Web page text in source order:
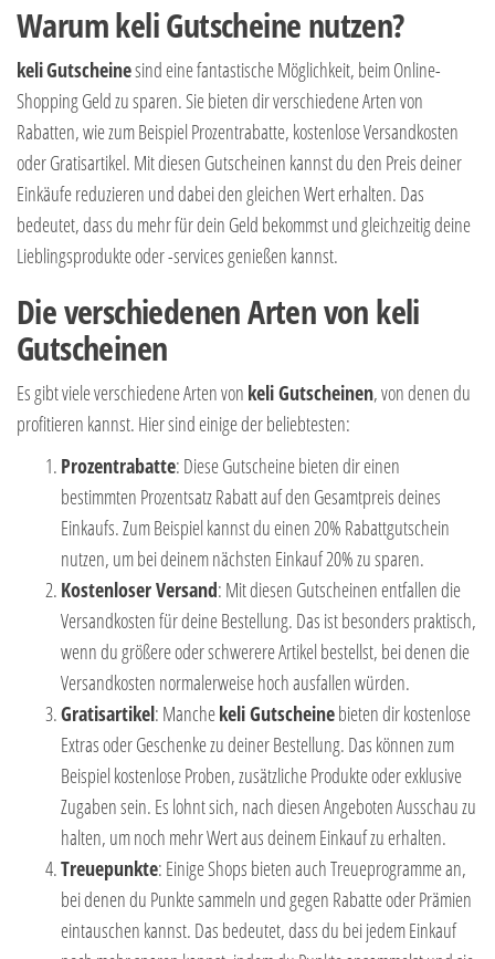
Warum keli Gutscheine nutzen?
keliGutscheinesind eine fantastische Möglichkeit, beim Online-
Shopping Geld zu sparen. Sie bieten dir verschiedene Arten von
Rabatten, wie zum Beispiel Prozentrabatte, kostenlose Versandkosten
oder Gratisartikel. Mit diesen Gutscheinen kannst du den Preis deiner
Einkäufe reduzieren und dabei den gleichen Wert erhalten. Das
bedeutet, dass du mehr für dein Geld bekommst und gleichzeitig deine
Lieblingsprodukte oder -services genießen kannst.
Die verschiedenen Arten von keli
Gutscheinen
Es gibt viele verschiedene Arten von keli Gutscheinen, von denen du
profitieren kannst. Hier sind einige der beliebtesten:
Prozentrabatte: Diese Gutscheine bieten dir einen
bestimmten Prozentsatz Rabatt auf den Gesamtpreis deines
Einkaufs. Zum Beispiel kannst du einen 20% Rabattgutschein
nutzen, um bei deinem nächsten Einkauf 20% zu sparen.
Kostenloser Versand: Mit diesen Gutscheinen entfallen die
Versandkosten für deine Bestellung. Das ist besonders praktisch,
wenn du größere oder schwerere Artikel bestellst, bei denen die
Versandkosten normalerweise hoch ausfallen würden.
Gratisartikel: Manchekeli Gutscheinebieten dir kostenlose
Extras oder Geschenke zu deiner Bestellung. Das können zum
Beispiel kostenlose Proben, zusätzliche Produkte oder exklusive
Zugaben sein. Es lohnt sich, nach diesen Angeboten Ausschau zu
halten, um noch mehr Wert aus deinem Einkauf zu erhalten.
Treuepunkte: Einige Shops bieten auch Treueprogramme an,
bei denen du Punkte sammeln und gegen Rabatte oder Prämien
eintauschen kannst. Das bedeutet, dass du bei jedem Einkauf